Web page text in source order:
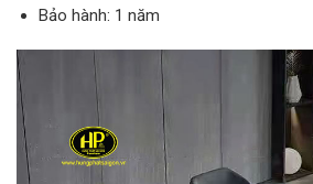
Bảo hành: 1 năm